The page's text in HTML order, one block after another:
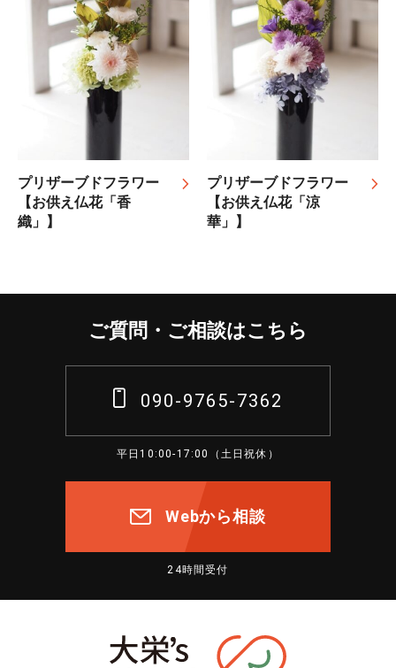
プリザーブドフラワー
【お供え仏花「香
織」】
プリザーブドフラワー
【お供え仏花「涼
華」】
ご質問・ご相談はこちら
090-9765-7362
平日10:00-17:00（土日祝休）
Webから相談
24時間受付